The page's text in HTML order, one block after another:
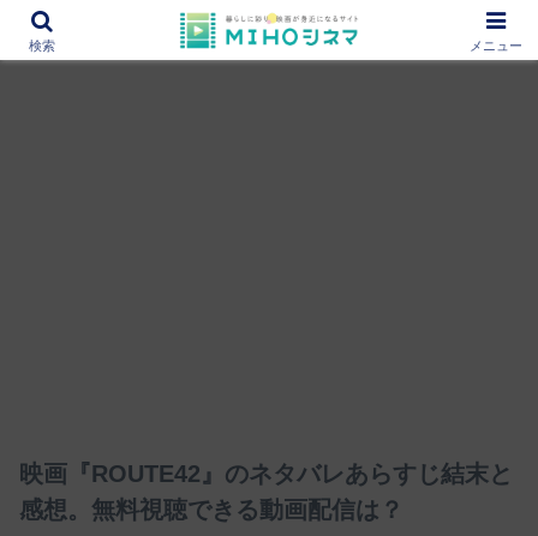
12000作品を紹介！あなたの映画図書館『MIHOシネマ』
映画『ROUTE42』のネタバレあらすじ結末と
感想。無料視聴できる動画配信は？
検索 メニュー